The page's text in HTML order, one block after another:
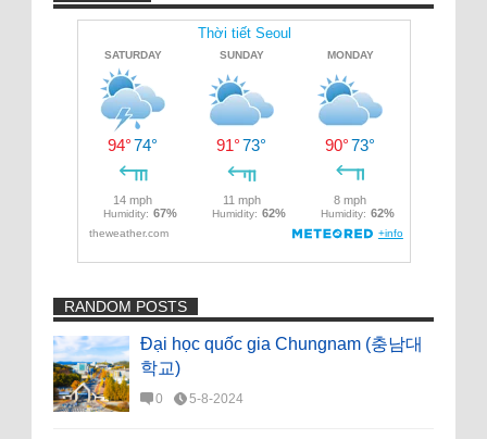
RANDOM POSTS
Đại học quốc gia Chungnam (충남대
학교)
0 5-8-2024